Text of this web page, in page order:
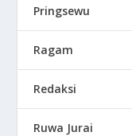
Pringsewu
Ragam
Redaksi
Ruwa Jurai